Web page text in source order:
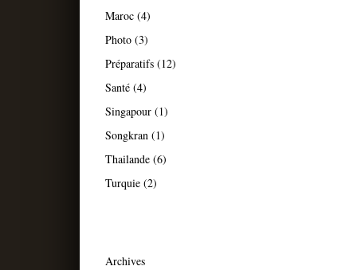
Maroc (4)
Photo (3)
Préparatifs (12)
Santé (4)
Singapour (1)
Songkran (1)
Thailande (6)
Turquie (2)
Archives